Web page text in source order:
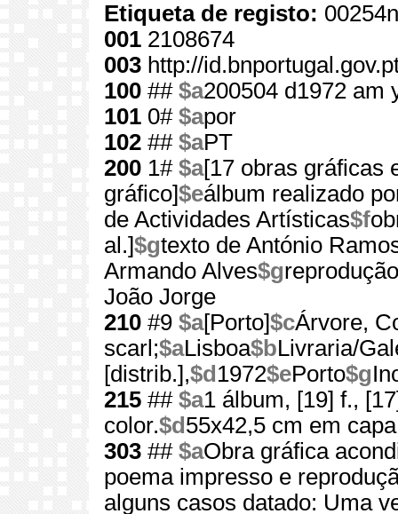
Etiqueta de registo:
001 2108674
003 http://
100 ## $a200504 d1972 am
101 0# $apor
102 ## $aPT
200 1# $a[17 obras gráficas
gráfico]$eálbum realizado
de Actividades Artísticas$f
al.]$gtexto de António
Armando Alves$g
João Jorge
210 #9 $a[Porto]$cÁrvore,
scarl;$aLisboa$bLivraria/
[distrib.],$d 1972$ePorto$g
215 ## $a1 álbum, [19] f.,
color.$d 55x42,5 cm em
303 ## $aObra gráfica
poema impresso e
alguns casos datado: Uma